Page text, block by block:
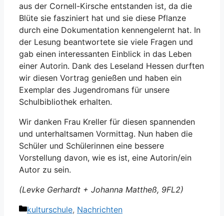
aus der Cornell-Kirsche entstanden ist, da die
Blüte sie fasziniert hat und sie diese Pflanze
durch eine Dokumentation kennengelernt hat. In
der Lesung beantwortete sie viele Fragen und
gab einen interessanten Einblick in das Leben
einer Autorin. Dank des Leseland Hessen durften
wir diesen Vortrag genießen und haben ein
Exemplar des Jugendromans für unsere
Schulbibliothek erhalten.
Wir danken Frau Kreller für diesen spannenden
und unterhaltsamen Vormittag. Nun haben die
Schüler und Schülerinnen eine bessere
Vorstellung davon, wie es ist, eine Autorin/ein
Autor zu sein.
(Levke Gerhardt + Johanna Mattheß, 9FL2)
Kategorien
kulturschule, Nachrichten